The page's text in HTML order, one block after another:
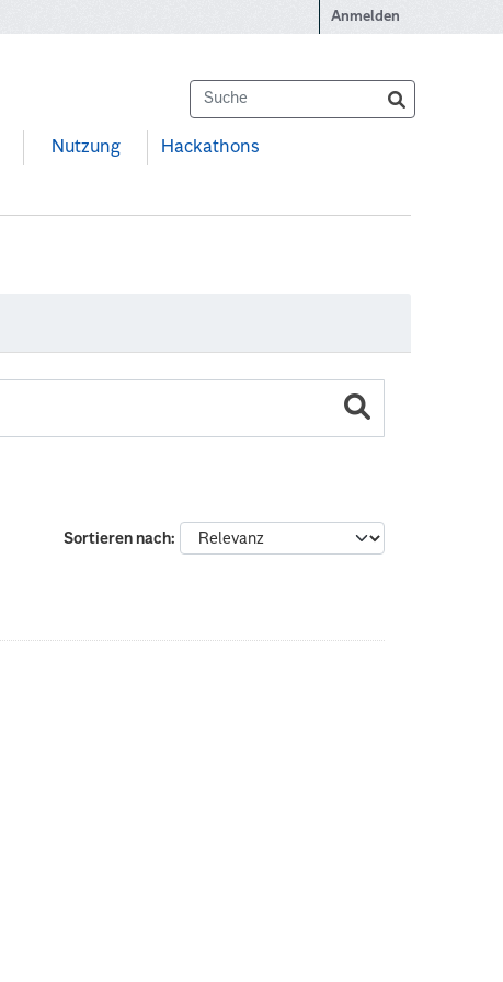
Anmelden
Nutzung Hackathons
Sortieren nach